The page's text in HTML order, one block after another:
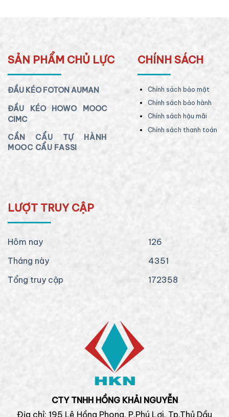
SẢN PHẨM CHỦ LỰC
ĐẦU KÉO FOTON AUMAN
ĐẦU KÉO HOWO MOOC
CIMC
CẦN CẨU TỰ HÀNH
MOOC CẨU FASSI
CHÍNH SÁCH
Chính sách bảo mật
Chính sách bảo hành
Chính sách hậu mãi
Chính sách thanh toán
LƯỢT TRUY CẬP
Hôm nay
126
Tháng này
4351
Tổng truy cập
172358
CTY TNHH HỒNG KHẢI NGUYỄN
Địa chỉ: 195 Lê Hồng Phong, P.Phú Lợi, Tp.Thủ Dầu